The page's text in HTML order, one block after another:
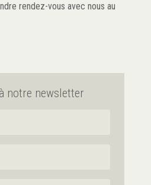
rendez-vous avec nous au
notre newsletter